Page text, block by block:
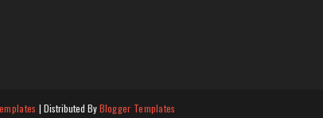
| Distributed ByBlogger Templates